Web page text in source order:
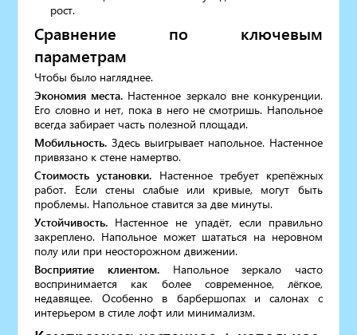
рост.
Сравнение по ключевым
параметрам
Чтобы было нагляднее.
Экономия места. Настенное зеркало вне конкуренции.
Его словно и нет, пока в него не смотришь. Напольное
всегда забирает часть полезной площади.
Мобильность. Здесь выигрывает напольное. Настенное
привязано к стене намертво.
Стоимость установки. Настенное требует крепёжных
работ. Если стены слабые или кривые, могут быть
проблемы. Напольное ставится за две минуты.
Устойчивость. Настенное не упадёт, если правильно
закреплено. Напольное может шататься на неровном
полу или при неосторожном движении.
Восприятие клиентом.Напольное зеркало часто
воспринимается как более современное, лёгкое,
недавящее. Особенно в барбершопах и салонах с
интерьером в стиле лофт или минимализм.